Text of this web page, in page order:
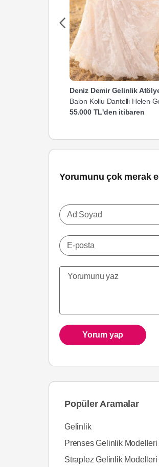
Deniz Demir Gelinlik
Balon Kollu Dantelli Helen
55.000 TL'den itibaren
Yorumunu çok merak
Ad Soyad
E-posta
Yorum yap
Popüler Aramalar
Gelinlik
Prenses Gelinlik Modelleri
Straplez Gelinlik Modelleri